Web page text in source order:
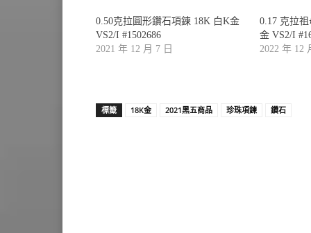
0.50克拉圓形鑽石項鍊 18K 白K金
VS2/I #1502686
2021 年 12 月 7 日
0.17 克拉
金 VS2/I
2022 年 12
標籤 18K金 2021黑五商品 珍珠項鍊 鑽石